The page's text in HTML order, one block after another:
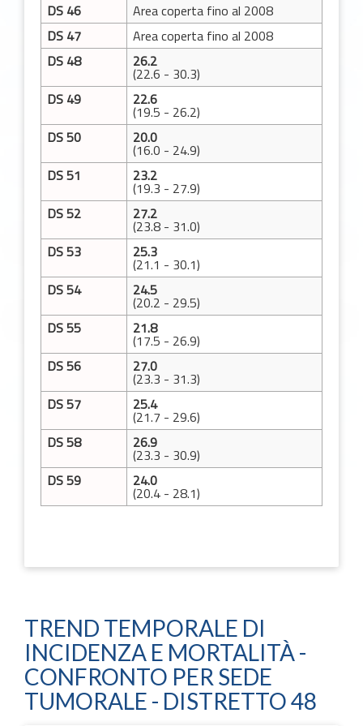
DS 46
Area coperta fino al 2008
DS 47
Area coperta fino al 2008
DS 48
26.2
(22.6 - 30.3)
DS 49
22.6
(19.5 - 26.2)
DS 50
20.0
(16.0 - 24.9)
DS 51
23.2
(19.3 - 27.9)
DS 52
27.2
(23.8 - 31.0)
DS 53
25.3
(21.1 - 30.1)
DS 54
24.5
(20.2 - 29.5)
DS 55
21.8
(17.5 - 26.9)
DS 56
27.0
(23.3 - 31.3)
DS 57
25.4
(21.7 - 29.6)
DS 58
26.9
(23.3 - 30.9)
DS 59
24.0
(20.4 - 28.1)
TREND TEMPORALE DI
INCIDENZA E MORTALITÀ -
CONFRONTO PER SEDE
TUMORALE - DISTRETTO 48